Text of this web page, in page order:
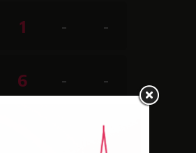
1 - -
6 - -
-